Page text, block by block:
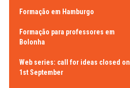
Formação em Hamburgo
Formação para professores em
Bolonha
Web series: call for ideas closed on
1st September